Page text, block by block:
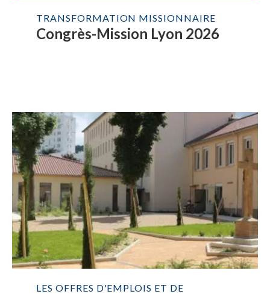
TRANSFORMATION MISSIONNAIRE
Congrès-Mission Lyon 2026
LES OFFRES D'EMPLOIS ET DE